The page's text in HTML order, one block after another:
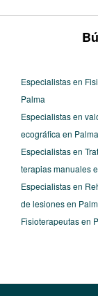
Especialistas en
Palma
Especialistas en
ecográfica en Palma
Especialistas en
terapias manuales
Especialistas en
de lesiones en
Fisioterapeutas en